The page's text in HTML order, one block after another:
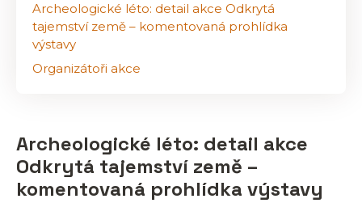
Archeologické léto: detail akce Odkrytá
tajemství země – komentovaná prohlídka
výstavy
Organizátoři akce
Archeologické léto: detail akce
Odkrytá tajemství země –
komentovaná prohlídka výstavy